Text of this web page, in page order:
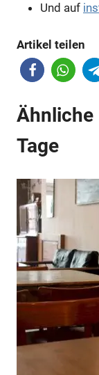
Und auf
Artikel teilen
Ähnliche
Tage